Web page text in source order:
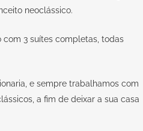
neoclássico.
3 suítes completas, todas
e sempre trabalhamos com
a fim de deixar a sua casa